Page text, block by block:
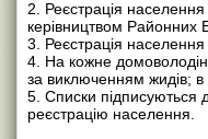
2. Реєстрація
керівництвом Районних
3. Реєстрація
4. На кожне
за виключенням жидів; в
5. Списки підписуються
реєстрацію населення.